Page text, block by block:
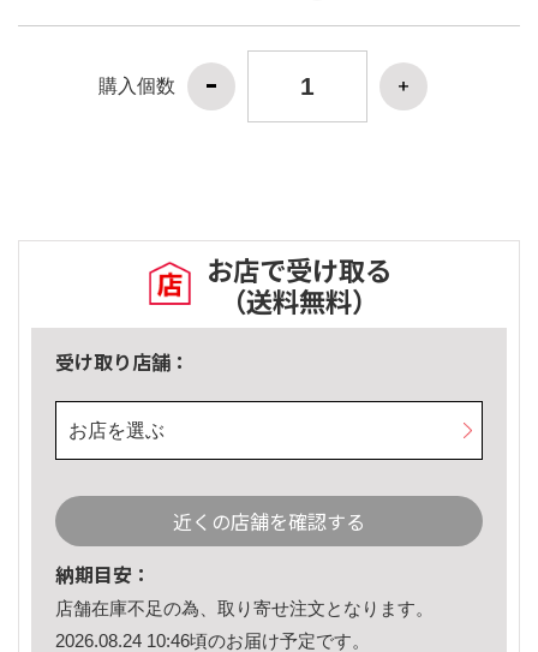
購入個数
お店で受け取る
（送料無料）
受け取り店舗：
お店を選ぶ
近くの店舗を確認する
納期目安：
店舗在庫不足の為、取り寄せ注文となります。
2026.08.24 10:46頃のお届け予定です。